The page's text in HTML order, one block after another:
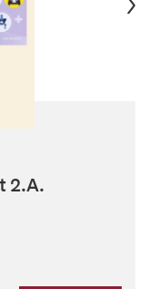
2.A.